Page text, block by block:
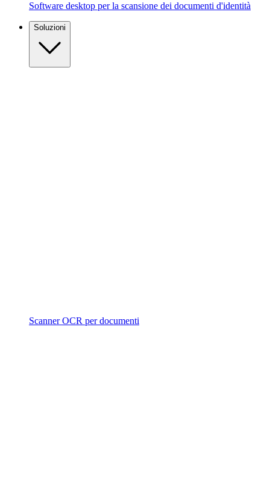
Software desktop per la scansione dei documenti d'identità
Soluzioni
Scanner OCR per documenti